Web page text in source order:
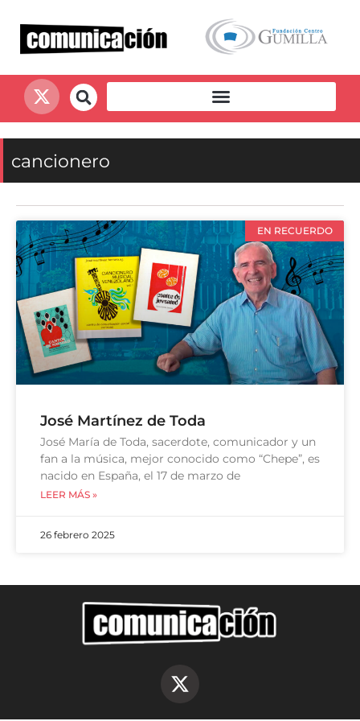
cancionero
EN RECUERDO
José Martínez de Toda
José María de Toda, sacerdote, comunicador y un
fan a la música, mejor conocido como “Chepe”, es
nacido en España, el 17 de marzo de
LEER MÁS »
26 febrero 2025